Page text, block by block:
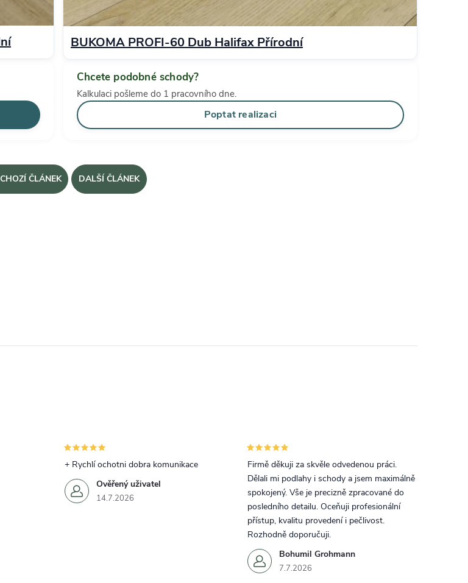
BUKOMA PROFI-60 Dub Halifax Přírodní
Chcete podobné schody?
Kalkulaci pošleme do 1 pracovního dne.
Poptat realizaci
ČLÁNEK DALŠÍ ČLÁNEK
Ověřený uživatel
14.7.2026
+ Rychlí ochotni dobra komunikace
Bohumil Grohmann
7.7.2026
Firmě děkuji za skvěle odvedenou práci.
Dělali mi podlahy i schody a jsem maximálně
spokojený. Vše je precizně zpracované do
posledního detailu. Oceňuji profesionální
přístup, kvalitu provedení i pečlivost.
Rozhodně doporučuji.